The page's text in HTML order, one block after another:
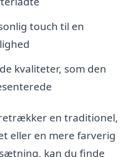
touch til en
kvaliteter, som den
en traditionel,
eller en mere farverig
kan du finde